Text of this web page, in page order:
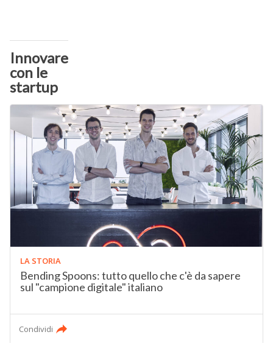
Innovare
con le
startup
LA STORIA
Bending Spoons: tutto quello che c'è da sapere
sul "campione digitale" italiano
Condividi